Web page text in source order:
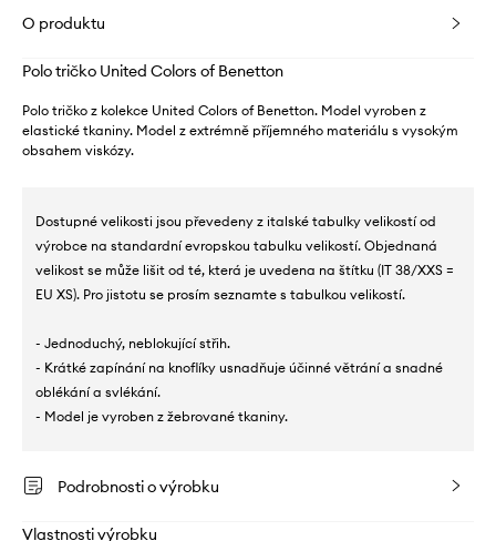
O produktu
Polo tričko United Colors of Benetton
Polo tričko z kolekce United Colors of Benetton. Model vyroben z
elastické tkaniny. Model z extrémně příjemného materiálu s vysokým
obsahem viskózy.
Dostupné velikosti jsou převedeny z italské tabulky velikostí od
výrobce na standardní evropskou tabulku velikostí. Objednaná
velikost se může lišit od té, která je uvedena na štítku (IT 38/XXS =
EU XS). Pro jistotu se prosím seznamte s tabulkou velikostí.
- Jednoduchý, neblokující střih.
- Krátké zapínání na knoflíky usnadňuje účinné větrání a snadné
oblékání a svlékání.
- Model je vyroben z žebrované tkaniny.
Podrobnosti o výrobku
Vlastnosti výrobku